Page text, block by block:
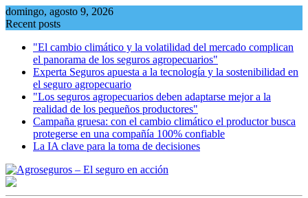
Skip
to
domingo, agosto 9, 2026
Recent posts
"El cambio climático y la volatilidad del mercado complican
el panorama de los seguros agropecuarios"
Experta Seguros apuesta a la tecnología y la sostenibilidad en
el seguro agropecuario
"Los seguros agropecuarios deben adaptarse mejor a la
realidad de los pequeños productores"
Campaña gruesa: con el cambio climático el productor busca
protegerse en una compañía 100% confiable
La IA clave para la toma de decisiones